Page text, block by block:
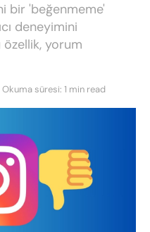
bir 'beğenmeme'
deneyimini
yorum
Okuma süresi: 1 min read